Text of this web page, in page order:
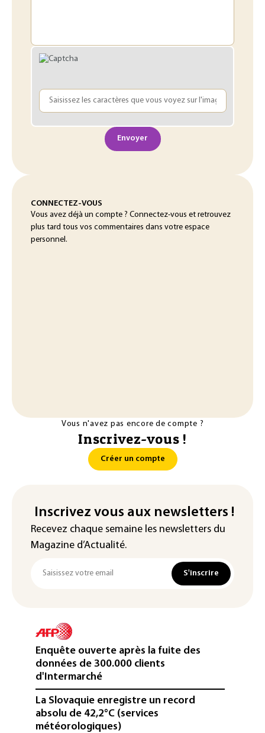
Envoyer
CONNECTEZ-VOUS
Vous avez déjà un compte ? Connectez-vous et retrouvez
plus tard tous vos commentaires dans votre espace
personnel.
Vous n'avez pas encore de compte ?
Inscrivez-vous !
Créer un compte
Inscrivez vous aux newsletters !
Recevez chaque semaine les newsletters du
Magazine d’Actualité.
S'inscrire
Enquête ouverte après la fuite des
données de 300.000 clients
d'Intermarché
La Slovaquie enregistre un record
absolu de 42,2°C (services
météorologiques)